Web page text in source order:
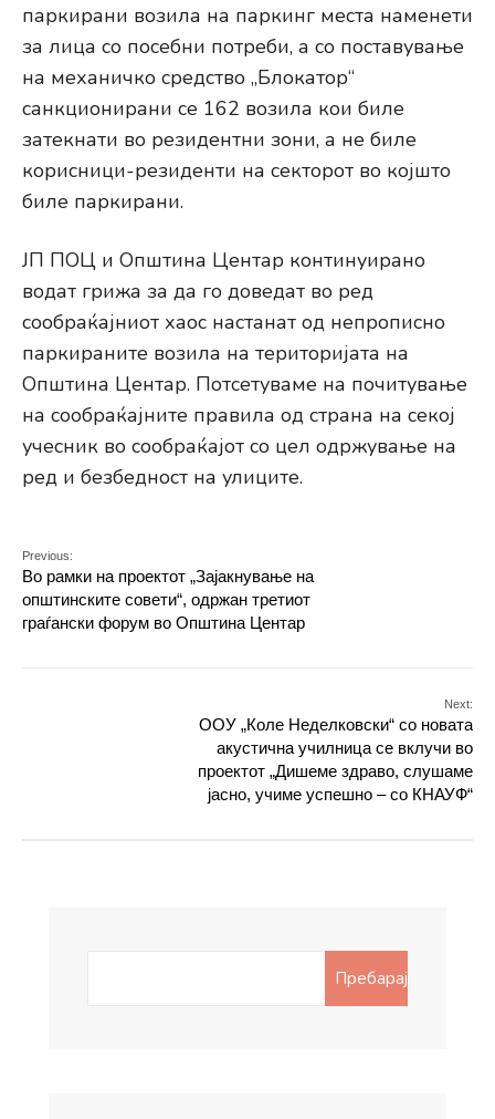
паркирани возила на паркинг места наменети
за лица со посебни потреби, а со поставување
на механичко средство „Блокатор“
санкционирани се 162 возила кои биле
затекнати во резидентни зони, а не биле
корисници-резиденти на секторот во којшто
биле паркирани.
ЈП ПОЦ и Општина Центар континуирано
водат грижа за да го доведат во ред
сообраќајниот хаос настанат од непрописно
паркираните возила на територијата на
Општина Центар. Потсетуваме на почитување
на сообраќајните правила од страна на секој
учесник во сообраќајот со цел одржување на
ред и безбедност на улиците.
Previous:
Во рамки на проектот „Зајакнување на
општинските совети“, одржан третиот
граѓански форум во Општина Центар
Next:
ООУ „Коле Неделковски“ со новата
акустична училница се вклучи во
проектот „Дишеме здраво, слушаме
јасно, учиме успешно – со КНАУФ“
Пребарај